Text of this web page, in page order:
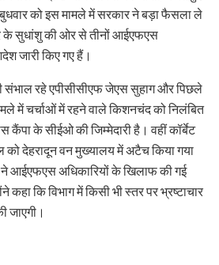
बुधवार को इस मामले में सरकार ने बड़ा फैसला ले
के सुधांशु की ओर से तीनों आईएफएस
जारी किए गए हैं।
संभाल रहे एपीसीसीएफ जेएस सुहाग और पिछले
में चर्चाओं में रहने वाले किशनचंद को निलंबित
कैंपा के सीईओ की जिम्मेदारी है। वहीं कॉर्बेट
को देहरादून वन मुख्यालय में अटैच किया गया
आईएफएस अधिकारियों के खिलाफ की गई
कहा कि विभाग में किसी भी स्तर पर भ्रष्टाचार
जाएगी।